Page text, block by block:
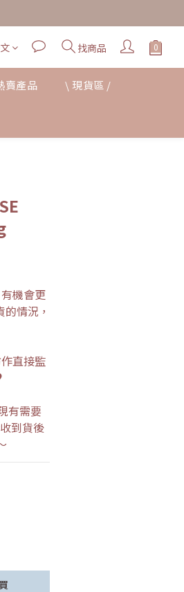
找商品
賣產品 \ 現貨區 /
機會更
情況，
直接監
有需要
到貨後